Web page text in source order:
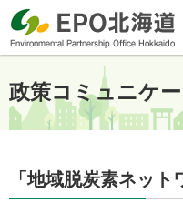
政策コミュニケ
「地域脱炭素ネッ